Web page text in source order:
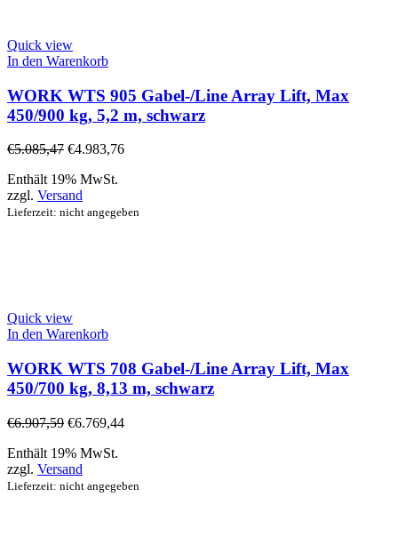
Quick view
In den Warenkorb
WORK WTS 905 Gabel-/Line Array Lift, Max
450/900 kg, 5,2 m, schwarz
€5.085,47 €4.983,76
Enthält 19% MwSt.
zzgl. Versand
Lieferzeit: nicht angegeben
Quick view
In den Warenkorb
WORK WTS 708 Gabel-/Line Array Lift, Max
450/700 kg, 8,13 m, schwarz
€6.907,59 €6.769,44
Enthält 19% MwSt.
zzgl. Versand
Lieferzeit: nicht angegeben